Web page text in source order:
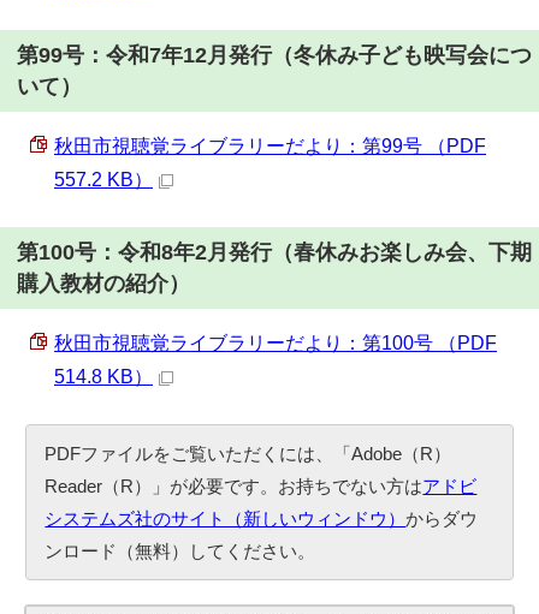
第99号：令和7年12月発行（冬休み子ども映写会につ
いて）
秋田市視聴覚ライブラリーだより：第99号 （PDF
557.2 KB）
第100号：令和8年2月発行（春休みお楽しみ会、下期
購入教材の紹介）
秋田市視聴覚ライブラリーだより：第100号 （PDF
514.8 KB）
PDFファイルをご覧いただくには、「Adobe（R）
Reader（R）」が必要です。お持ちでない方はアドビ
システムズ社のサイト（新しいウィンドウ）からダウ
ンロード（無料）してください。